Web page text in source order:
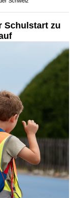
Schulstart zu